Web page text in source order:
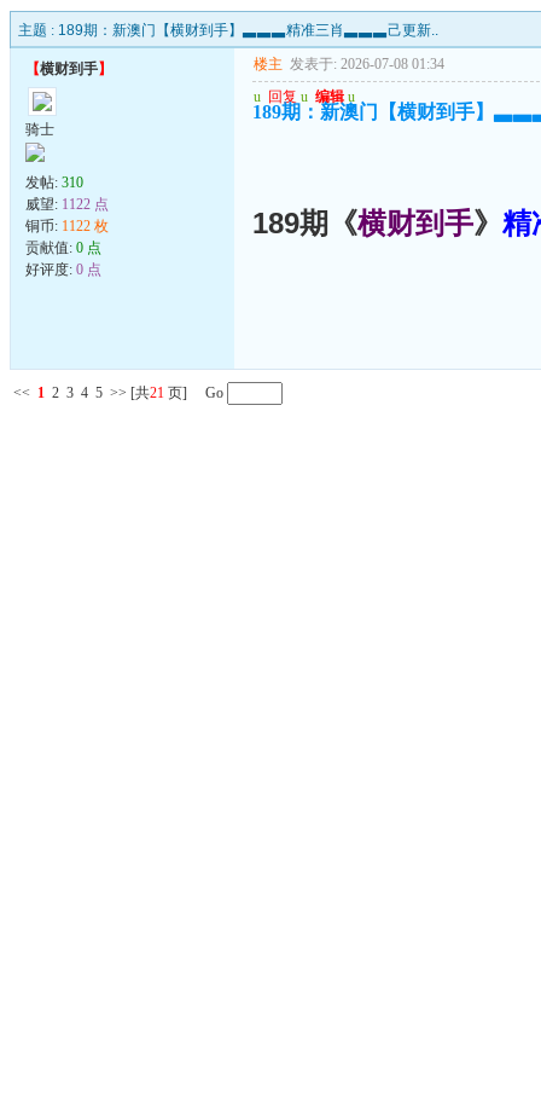
主题 : 189期：新澳门【横财到手】▃▃▃精准三肖▃▃▃己更新..
【横财到手】
骑士
发帖: 310
威望: 1122 点
铜币: 1122 枚
贡献值: 0 点
好评度: 0 点
楼主 发表于: 2026-07-08 01:34
u 回复 u 编辑 u
189期：新澳门【横财到手】
189期《横财到手》 精
<< 1 2 3 4 5 >> [共21 页] Go